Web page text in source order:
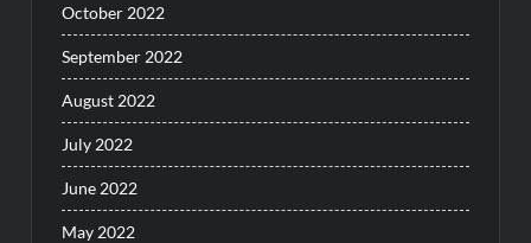
October 2022
September 2022
August 2022
July 2022
June 2022
May 2022